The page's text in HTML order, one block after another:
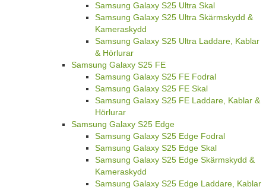
Samsung Galaxy S25 Ultra Skal
Samsung Galaxy S25 Ultra Skärmskydd &
Kameraskydd
Samsung Galaxy S25 Ultra Laddare, Kablar
& Hörlurar
Samsung Galaxy S25 FE
Samsung Galaxy S25 FE Fodral
Samsung Galaxy S25 FE Skal
Samsung Galaxy S25 FE Laddare, Kablar &
Hörlurar
Samsung Galaxy S25 Edge
Samsung Galaxy S25 Edge Fodral
Samsung Galaxy S25 Edge Skal
Samsung Galaxy S25 Edge Skärmskydd &
Kameraskydd
Samsung Galaxy S25 Edge Laddare, Kablar